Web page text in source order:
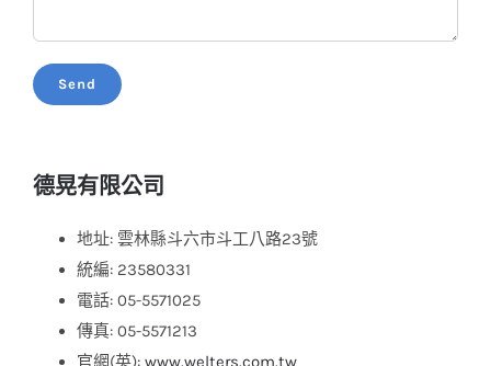
德晃有限公司
地址: 雲林縣斗六市斗工八路23號
統編: 23580331
電話: 05-5571025
傳真: 05-5571213
官網(英): www.welters.com.tw